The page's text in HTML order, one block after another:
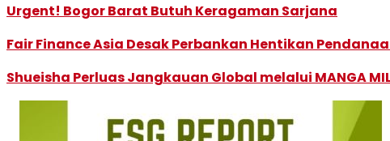
Urgent! Bogor Barat Butuh Keragaman Sarjana
Fair Finance Asia Desak Perbankan Hentikan
Shueisha Perluas Jangkauan Global melalui MANGA